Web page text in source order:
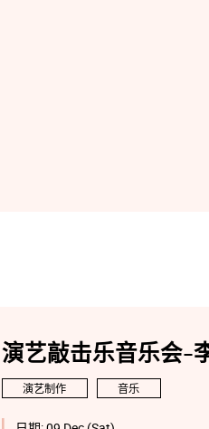
演艺敲击乐音乐会-
演艺制作 音乐